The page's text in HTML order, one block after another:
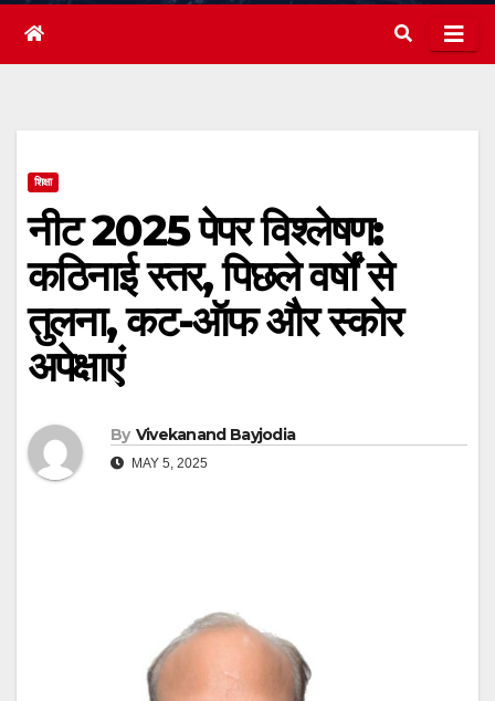
शिक्षा
नीट 2025 पेपर विश्लेषण:
कठिनाई स्तर, पिछले वर्षों से
तुलना, कट-ऑफ और स्कोर
अपेक्षाएं
By Vivekanand Bayjodia
MAY 5, 2025